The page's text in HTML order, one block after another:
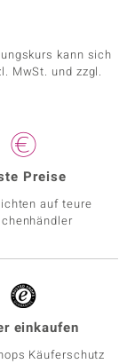
kann sich
MwSt. und zzgl.
Preise
auf teure
einkaufen
Käuferschutz